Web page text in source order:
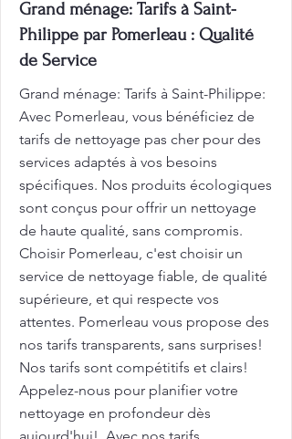
Grand ménage: Tarifs à Saint-
Philippe par Pomerleau : Qualité
de Service
Grand ménage: Tarifs à Saint-Philippe:
Avec Pomerleau, vous bénéficiez de
tarifs de nettoyage pas cher pour des
services adaptés à vos besoins
spécifiques. Nos produits écologiques
sont conçus pour offrir un nettoyage
de haute qualité, sans compromis.
Choisir Pomerleau, c'est choisir un
service de nettoyage fiable, de qualité
supérieure, et qui respecte vos
attentes. Pomerleau vous propose des
nos tarifs transparents, sans surprises!
Nos tarifs sont compétitifs et clairs!
Appelez-nous pour planifier votre
nettoyage en profondeur dès